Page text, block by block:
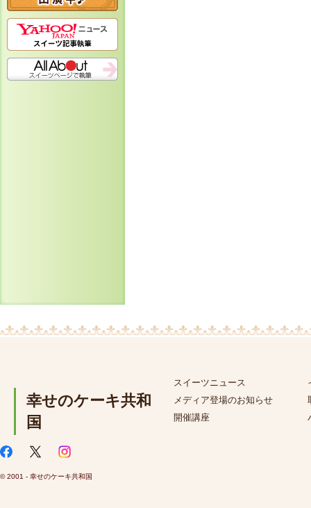
幸せのケーキ共和
国
スイーツニュース
メディア登場のお知らせ
開催講座
© 2001 - 幸せのケーキ共和国